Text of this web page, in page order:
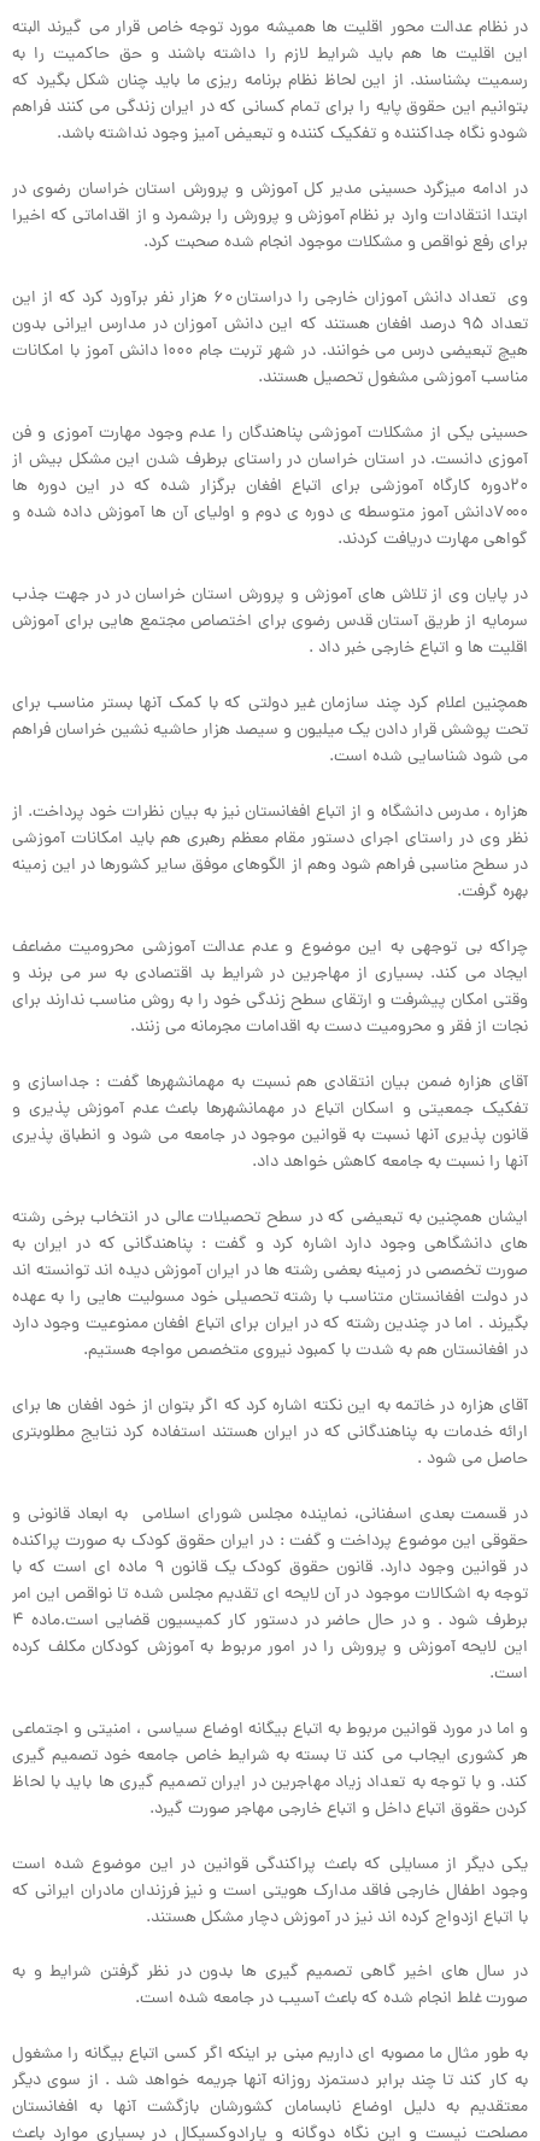
در نظام عدالت محور اقلیت ها همیشه مورد توجه خاص قرار می گیرند البته
این اقلیت ها هم باید شرایط لازم را داشته باشند و حق حاکمیت را به
رسمیت بشناسند. از این لحاظ نظام برنامه ریزی ما باید چنان شکل بگیرد که
بتوانیم این حقوق پایه را برای تمام کسانی که در ایران زندگی می کنند فراهم
شودو نگاه جداکننده و تفکیک کننده و تبعیض آمیز وجود نداشته باشد.
در ادامه میزگرد حسینی مدیر کل آموزش و پرورش استان خراسان رضوی در
ابتدا انتقادات وارد بر نظام آموزش و پرورش را برشمرد و از اقداماتی که اخیرا
برای رفع نواقص و مشکلات موجود انجام شده صحبت کرد.
وی تعداد دانش آموزان خارجی را دراستان ۶۰ هزار نفر برآورد کرد که از این
تعداد ۹۵ درصد افغان هستند که این دانش آموزان در مدارس ایرانی بدون
هیچ تبعیضی درس می خوانند. در شهر تربت جام ۱۰۰۰ دانش آموز با امکانات
مناسب آموزشی مشغول تحصیل هستند.
حسینی یکی از مشکلات آموزشی پناهندگان را عدم وجود مهارت آموزی و فن
آموزی دانست. در استان خراسان در راستای برطرف شدن این مشکل بیش از
۲۰دوره کارگاه آموزشی برای اتباع افغان برگزار شده که در این دوره ها
۷۰۰۰دانش آموز متوسطه ی دوره ی دوم و اولیای آن ها آموزش داده شده و
گواهی مهارت دریافت کردند.
در پایان وی از تلاش های آموزش و پرورش استان خراسان در در جهت جذب
سرمایه از طریق آستان قدس رضوی برای اختصاص مجتمع هایی برای آموزش
اقلیت ها و اتباع خارجی خبر داد .
همچنین اعلام کرد چند سازمان غیر دولتی که با کمک آنها بستر مناسب برای
تحت پوشش قرار دادن یک میلیون و سیصد هزار حاشیه نشین خراسان فراهم
می شود شناسایی شده است.
هزاره ، مدرس دانشگاه و از اتباع افغانستان نیز به بیان نظرات خود پرداخت. از
نظر وی در راستای اجرای دستور مقام معظم رهبری هم باید امکانات آموزشی
در سطح مناسبی فراهم شود وهم از الگوهای موفق سایر کشورها در این زمینه
بهره گرفت.
چراکه بی توجهی به این موضوع و عدم عدالت آموزشی محرومیت مضاعف
ایجاد می کند. بسیاری از مهاجرین در شرایط بد اقتصادی به سر می برند و
وقتی امکان پیشرفت و ارتقای سطح زندگی خود را به روش مناسب ندارند برای
نجات از فقر و محرومیت دست به اقدامات مجرمانه می زنند.
آقای هزاره ضمن بیان انتقادی هم نسبت به مهمانشهرها گفت : جداسازی و
تفکیک جمعیتی و اسکان اتباع در مهمانشهرها باعث عدم آموزش پذیری و
قانون پذیری آنها نسبت به قوانین موجود در جامعه می شود و انطباق پذیری
آنها را نسبت به جامعه کاهش خواهد داد.
ایشان همچنین به تبعیضی که در سطح تحصیلات عالی در انتخاب برخی رشته
های دانشگاهی وجود دارد اشاره کرد و گفت : پناهندگانی که در ایران به
صورت تخصصی در زمینه بعضی رشته ها در ایران آموزش دیده اند توانسته اند
در دولت افغانستان متناسب با رشته تحصیلی خود مسولیت هایی را به عهده
بگیرند . اما در چندین رشته که در ایران برای اتباع افغان ممنوعیت وجود دارد
در افغانستان هم به شدت با کمبود نیروی متخصص مواجه هستیم.
آقای هزاره در خاتمه به این نکته اشاره کرد که اگر بتوان از خود افغان ها برای
ارائه خدمات به پناهندگانی که در ایران هستند استفاده کرد نتایج مطلوبتری
حاصل می شود .
در قسمت بعدی اسفنانی، نماینده مجلس شورای اسلامی به ابعاد قانونی و
حقوقی این موضوع پرداخت و گفت : در ایران حقوق کودک به صورت پراکنده
در قوانین وجود دارد. قانون حقوق کودک یک قانون ۹ ماده ای است که با
توجه به اشکالات موجود در آن لایحه ای تقدیم مجلس شده تا نواقص این امر
برطرف شود . و در حال حاضر در دستور کار کمیسیون قضایی است.ماده ۴
این لایحه آموزش و پرورش را در امور مربوط به آموزش کودکان مکلف کرده
است.
و اما در مورد قوانین مربوط به اتباع بیگانه اوضاع سیاسی ، امنیتی و اجتماعی
هر کشوری ایجاب می کند تا بسته به شرایط خاص جامعه خود تصمیم گیری
کند. و با توجه به تعداد زیاد مهاجرین در ایران تصمیم گیری ها باید با لحاظ
کردن حقوق اتباع داخل و اتباع خارجی مهاجر صورت گیرد.
یکی دیگر از مسایلی که باعث پراکندگی قوانین در این موضوع شده است
وجود اطفال خارجی فاقد مدارک هویتی است و نیز فرزندان مادران ایرانی که
با اتباع ازدواج کرده اند نیز در آموزش دچار مشکل هستند.
در سال های اخیر گاهی تصمیم گیری ها بدون در نظر گرفتن شرایط و به
صورت غلط انجام شده که باعث آسیب در جامعه شده است.
به طور مثال ما مصوبه ای داریم مبنی بر اینکه اگر کسی اتباع بیگانه را مشغول
به کار کند تا چند برابر دستمزد روزانه آنها جریمه خواهد شد . از سوی دیگر
معتقدیم به دلیل اوضاع نابسامان کشورشان بازگشت آنها به افغانستان
مصلحت نیست و این نگاه دوگانه و پارادوکسیکال در بسیاری موارد باعث